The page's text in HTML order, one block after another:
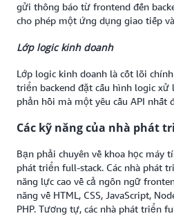
gửi thông báo từ frontend đến
cho phép một ứng dụng giao tiếp
Lớp logic kinh doanh
Lớp logic kinh doanh là cốt lõi
triển backend đặt cấu hình logic xử
phản hồi mà một yêu cầu API nhất
Các kỹ năng của nhà phát
Bạn phải chuyên về khoa học máy
phát triển full-stack. Các nhà phát
năng lực cao về cả ngôn ngữ
năng về HTML, CSS, JavaScript,
PHP. Tương tự, các nhà phát triển